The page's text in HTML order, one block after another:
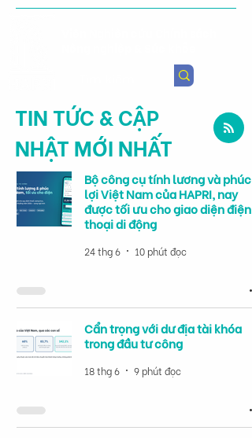
TIN TỨC & CẬP
NHẬT MỚI NHẤT
Bộ công cụ tính lương và phúc
lợi Việt Nam của HAPRI, nay
được tối ưu cho giao diện điện
thoại di động
24 thg 6 10 phút đọc
Cẩn trọng với dư địa tài khóa
trong đầu tư công
18 thg 6 9 phút đọc